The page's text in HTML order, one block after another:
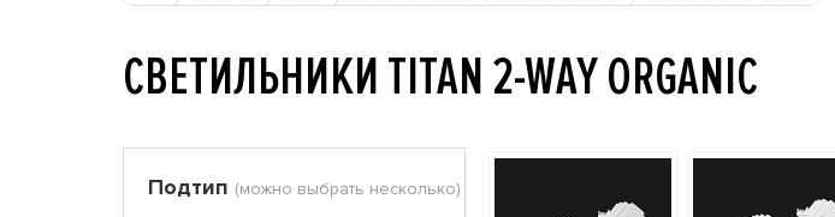
СВЕТИЛЬНИКИ TITAN 2-WAY ORGANIC
Подтип (можно выбрать несколько)